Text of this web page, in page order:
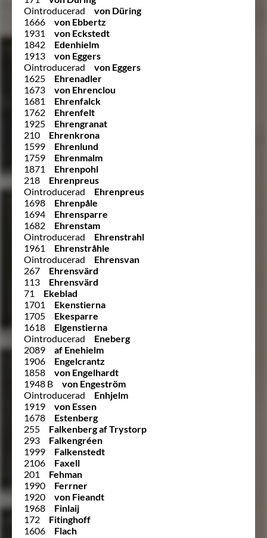
Ointroducerad
von Düring
1666
von Ebbertz
1931
von Eckstedt
1842
Edenhielm
1913
von Eggers
Ointroducerad
von Eggers
1625
Ehrenadler
1673
von Ehrenclou
1681
Ehrenfalck
1762
Ehrenfelt
1925
Ehrengranat
210
Ehrenkrona
1599
Ehrenlund
1759
Ehrenmalm
1871
Ehrenpohl
218
Ehrenpreus
Ointroducerad
Ehrenpreus
1698
Ehrenpåle
1694
Ehrensparre
1682
Ehrenstam
Ointroducerad
Ehrenstrahl
1961
Ehrenstråhle
Ointroducerad
Ehrensvan
267
Ehrensvärd
113
Ehrensvärd
71
Ekeblad
1701
Ekenstierna
1705
Ekesparre
1618
Elgenstierna
Ointroducerad
Eneberg
2089
af Enehielm
1906
Engelcrantz
1858
von Engelhardt
1948 B
von Engeström
Ointroducerad
Enhjelm
1919
von Essen
1678
Estenberg
255
Falkenberg af Trystorp
293
Falkengréen
1999
Falkenstedt
2106
Faxell
201
Fehman
1990
Ferrner
1920
von Fieandt
1968
Finlaij
172
Fitinghoff
1606
Flach